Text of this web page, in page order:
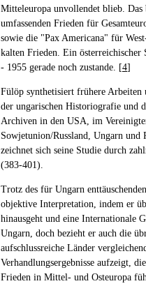
Mitteleuropa unvollendet blieb.
umfassenden Frieden für
sowie die "Pax Americana" für
kalten Frieden. Ein österreichischer
- 1955 gerade noch zustande. [4]
Fülöp synthetisiert frühere Arbeiten
der ungarischen Historiografie und
Archiven in den USA, im
Sowjetunion/Russland, Ungarn und
zeichnet sich seine Studie durch
(383-401).
Trotz des für Ungarn
objektive Interpretation, indem er
hinausgeht und eine Internationale
Ungarn, doch bezieht er auch die
aufschlussreiche Länder
Verhandlungsergebnisse aufzeigt,
Frieden in Mittel- und Osteuropa